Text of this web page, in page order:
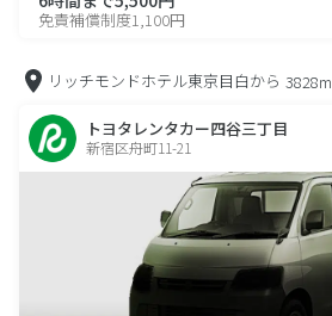
免責補償制度1,100円
リッチモンドホテル東京目白から 3828m
トヨタレンタカー四谷三丁目
新宿区舟町11-21